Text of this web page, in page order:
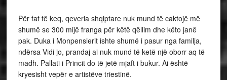
Për fat të keq, qeveria shqiptare nuk mund të caktojë më
shumë se 300 mijë franga për këtë qëllim dhe këto janë
pak. Duka i Monpensierit ishte shumë i pasur nga familja,
ndërsa Vidi jo, prandaj ai nuk mund të ketë një oborr aq të
madh. Pallati i Princit do të jetë mjaft i bukur. Ai është
kryesisht vepër e artistëve triestinë.